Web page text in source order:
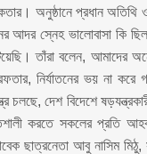
অনুষ্ঠানে প্রধান অতিথি
আদর স্নেহ ভালোবাসা কি
তাঁরা বলেন, আমাদের
নির্যাতনের ভয় না করে
দেশ বিদেশে
করতে সকলের প্রতি
ছাত্রনেতা আবু নাসিম